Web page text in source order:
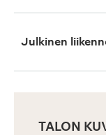
Julkinen
TALON